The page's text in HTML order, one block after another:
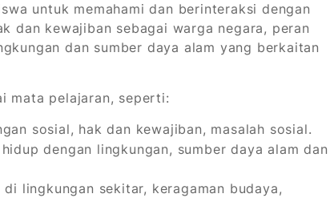
untuk memahami dan berinteraksi dengan
dan kewajiban sebagai warga negara, peran
dan sumber daya alam yang berkaitan
mata pelajaran, seperti:
sosial, hak dan kewajiban, masalah sosial.
dengan lingkungan, sumber daya alam dan
di lingkungan sekitar, keragaman budaya,